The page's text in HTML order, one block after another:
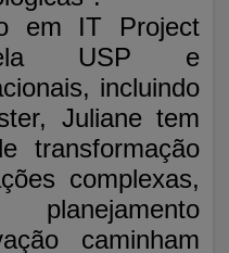
em IT Project
USP e
incluindo
Juliane tem
transformação
complexas,
caminham